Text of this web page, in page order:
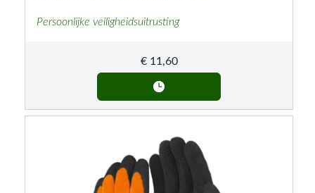
Persoonlijke veiligheidsuitrusting
€11,60